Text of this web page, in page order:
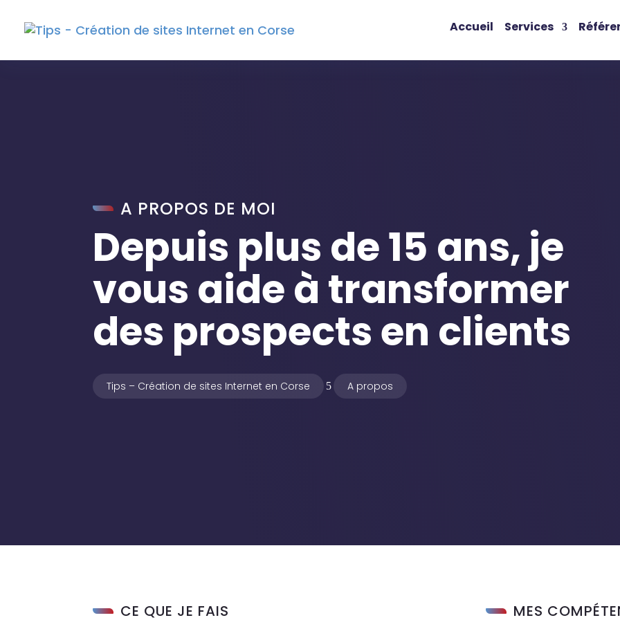
Accueil Services
A PROPOS DE MOI
Depuis plus de 15 ans, je
vous aide à transformer
des prospects en clients
Tips – Création de sites Internet en Corse 5 A propos
CE QUE JE FAIS MES